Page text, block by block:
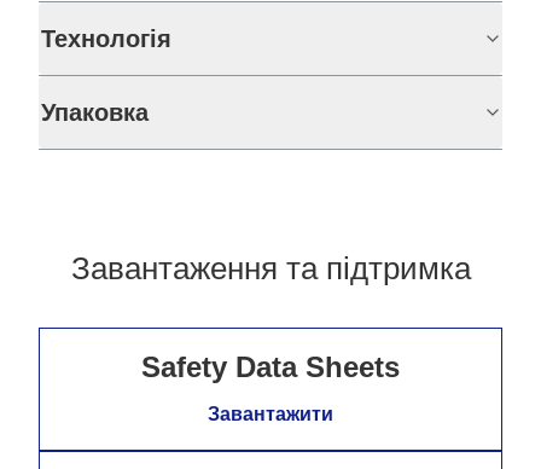
Технологія
Упаковка
Завантаження та підтримка
Safety Data Sheets
Завантажити